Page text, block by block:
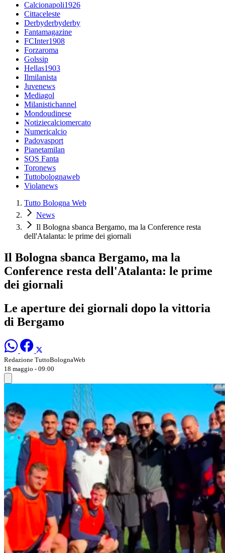
Calcionapoli1926
Cittaceleste
Derbyderbyderby
Fantamagazine
FCInter1908
Forzaroma
Golssip
Hellas1903
Ilmilanista
Juvenews
Mediagol
Milanistichannel
Mondoudinese
Notiziecalciomercato
Numericalcio
Padovasport
Pianetamilan
SOS Fanta
Toronews
Tuttobolognaweb
Violanews
Tutto Bologna Web
News
Il Bologna sbanca Bergamo, ma la Conference resta
dell'Atalanta: le prime dei giornali
Il Bologna sbanca Bergamo, ma la
Conference resta dell'Atalanta: le prime
dei giornali
Le aperture dei giornali dopo la vittoria
di Bergamo
Redazione TuttoBolognaWeb
18 maggio - 09:00